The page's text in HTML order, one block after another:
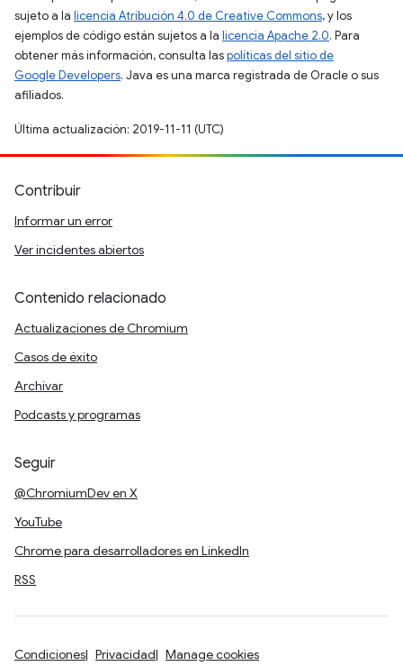
sujeto a la licencia Atribución 4.0 de Creative Commons, y los
ejemplos de código están sujetos a la licencia Apache 2.0. Para
obtener más información, consulta laspolíticas del sitio de
Google Developers. Java es una marca registrada de Oracle o sus
afiliados.
Última actualización: 2019-11-11 (UTC)
Contribuir
Informar un error
Ver incidentes abiertos
Contenido relacionado
Actualizaciones de Chromium
Casos de éxito
Archivar
Podcasts y programas
Seguir
@ChromiumDev en X
YouTube
Chrome para desarrolladores en LinkedIn
RSS
Condiciones Privacidad Manage cookies